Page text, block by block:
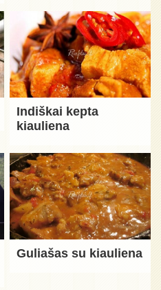
Indiškai kepta
kiauliena
Guliašas su kiauliena